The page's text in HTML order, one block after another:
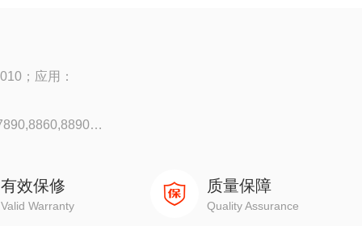
；应用：
有效保修
Valid Warranty
质量保障
Quality Assurance